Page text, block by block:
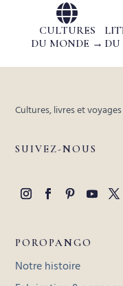

CULTURES
DU MONDE →
Cultures, livres et
SUIVEZ-NOUS
POROPANGO
Notre histoire